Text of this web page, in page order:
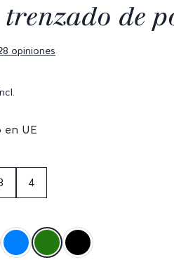
de
opiniones
4